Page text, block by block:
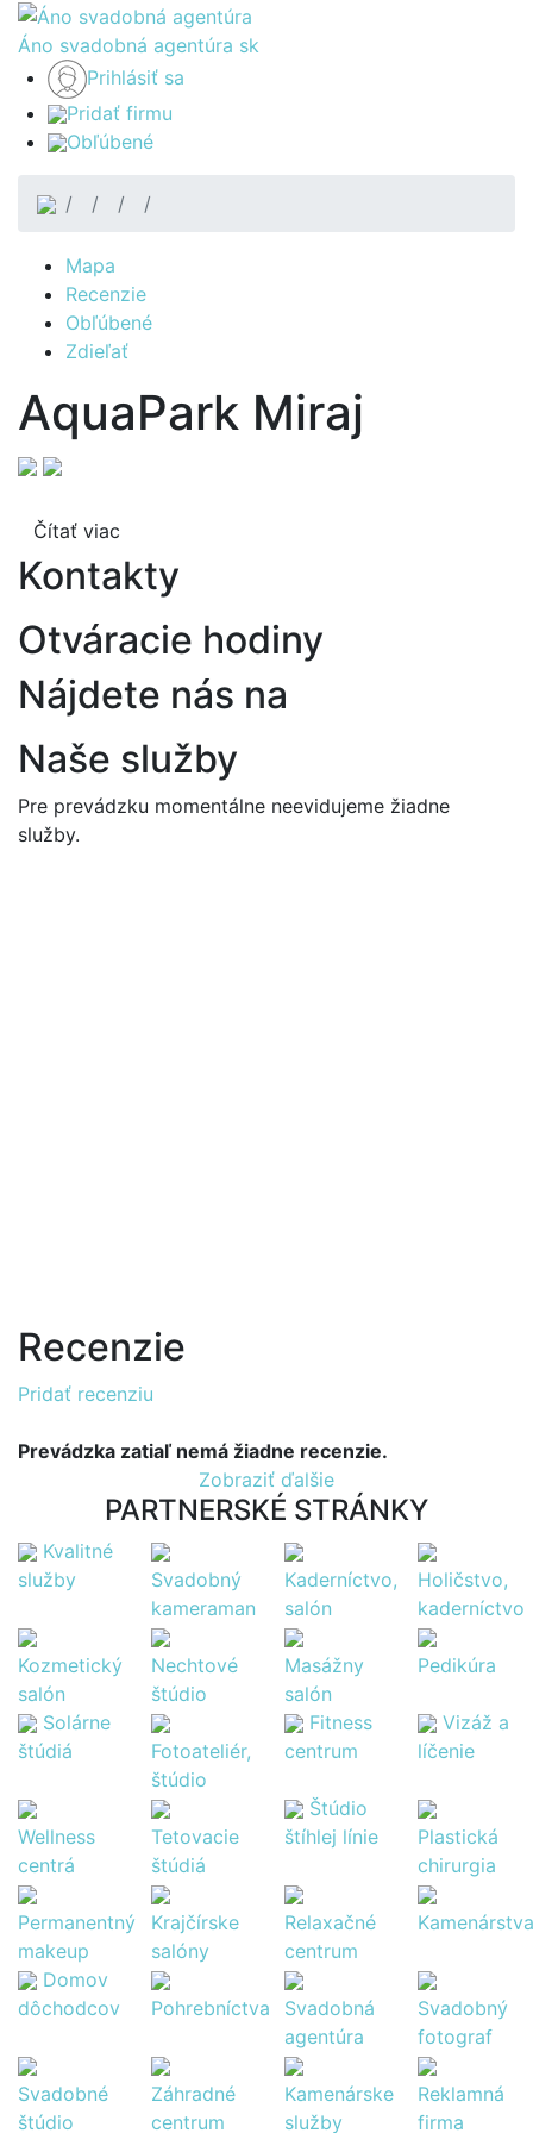
Áno svadobná agentúra sk
Prihlásiť sa
Pridať firmu
Obľúbené
Mapa
Recenzie
Obľúbené
Zdieľať
AquaPark Miraj
Čítať viac
Kontakty
Otváracie hodiny
Nájdete nás na
Naše služby
Pre prevádzku momentálne neevidujeme žiadne
služby.
Recenzie
Pridať recenziu
Prevádzka zatiaľ nemá žiadne recenzie.
Zobraziť ďalšie
PARTNERSKÉ STRÁNKY
Kvalitné
služby
Svadobný
kameraman
Kaderníctvo,
salón
Holičstvo,
kaderníctvo
Kozmetický
salón
Nechtové
štúdio
Masážny
salón
Pedikúra
Solárne
štúdiá
Fotoateliér,
štúdio
Fitness
centrum
Vizáž a
líčenie
Wellness
centrá
Tetovacie
štúdiá
Štúdio
štíhlej línie
Plastická
chirurgia
Permanentný
makeup
Krajčírske
salóny
Relaxačné
centrum
Kamenárstva
Domov
dôchodcov
Pohrebníctva
Svadobná
agentúra
Svadobný
fotograf
Svadobné
štúdio
Záhradné
centrum
Kamenárske
služby
Reklamná
firma